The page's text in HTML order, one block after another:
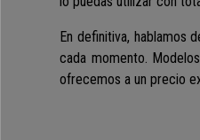
En definitiva, hablamos
cada momento.
ofrecemos a un precio